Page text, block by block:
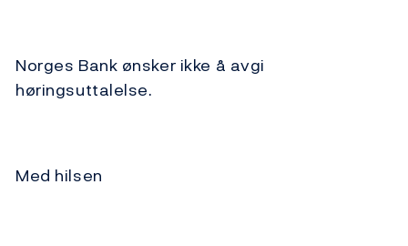
Norges Bank ønsker ikke å avgi
høringsuttalelse.
Med hilsen